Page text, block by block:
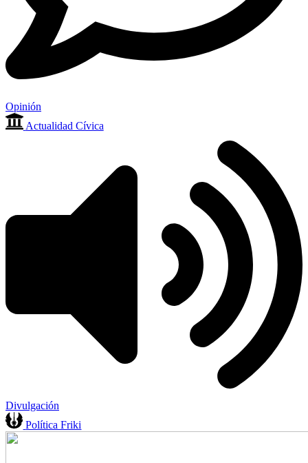
Opinión
Actualidad Cívica
Divulgación
Política Friki